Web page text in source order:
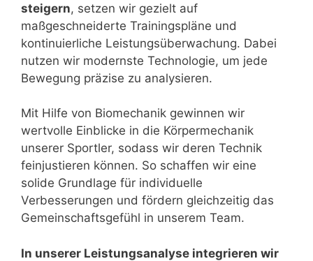
steigern, setzen wir gezielt auf
maßgeschneiderte Trainingspläne und
kontinuierliche Leistungsüberwachung. Dabei
nutzen wir modernste Technologie, um jede
Bewegung präzise zu analysieren.
Mit Hilfe von Biomechanik gewinnen wir
wertvolle Einblicke in die Körpermechanik
unserer Sportler, sodass wir deren Technik
feinjustieren können. So schaffen wir eine
solide Grundlage für individuelle
Verbesserungen und fördern gleichzeitig das
Gemeinschaftsgefühl in unserem Team.
In unserer Leistungsanalyse integrieren wir